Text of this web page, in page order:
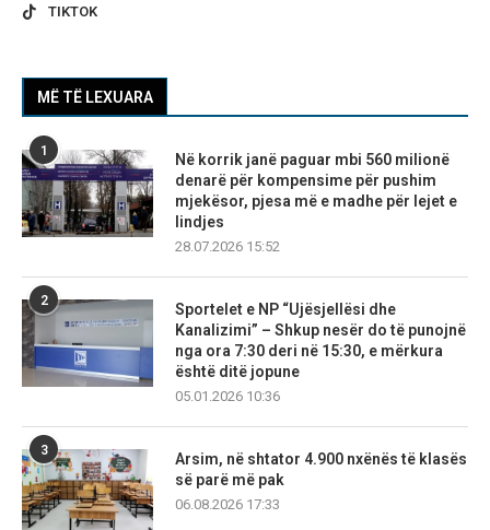
TIKTOK
MË TË LEXUARA
1
Në korrik janë paguar mbi 560 milionë
denarë për kompensime për pushim
mjekësor, pjesa më e madhe për lejet e
lindjes
28.07.2026 15:52
2
Sportelet e NP “Ujësjellësi dhe
Kanalizimi” – Shkup nesër do të punojnë
nga ora 7:30 deri në 15:30, e mërkura
është ditë jopune
05.01.2026 10:36
3
Arsim, në shtator 4.900 nxënës të klasës
së parë më pak
06.08.2026 17:33